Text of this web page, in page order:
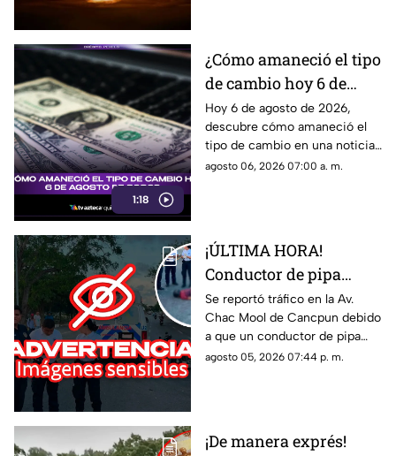
1:18
¿Cómo amaneció el tipo
de cambio hoy 6 de
agosto de 2026?
Hoy 6 de agosto de 2026,
descubre cómo amaneció el
tipo de cambio en una noticia
que impactará tus finanzas.
agosto 06, 2026 07:00 a. m.
¡ÚLTIMA HORA!
Conductor de pipa
atropella a un hombre
en Av. Chac Mool de
Cancún; esto se sabe
Se reportó tráfico en la Av.
Chac Mool de Cancpun debido
a que un conductor de pipa
atropelló a un hombre.
agosto 05, 2026 07:44 p. m.
¡De manera exprés!